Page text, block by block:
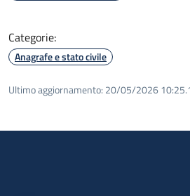
Categorie:
Anagrafe e stato civile
Ultimo aggiornamento: 20/05/2026